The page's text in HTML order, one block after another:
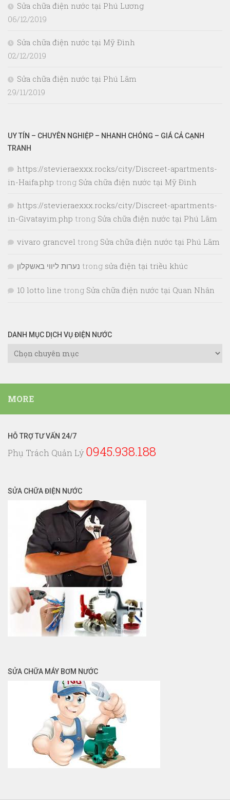
Sửa chữa điện nước tại Phú Lương
06/12/2019
Sửa chữa điện nước tại Mỹ Đình
02/12/2019
Sửa chữa điện nước tại Phú Lãm
29/11/2019
UY TÍN – CHUYÊN NGHIỆP – NHANH CHÓNG – GIÁ CẢ CẠNH
TRANH
https://stevieraexxx.rocks/city/Discreet-apartments-
in-Haifa.php trong Sửa chữa điện nước tại Mỹ Đình
https://stevieraexxx.rocks/city/Discreet-apartments-
in-Givatayim.php trong Sửa chữa điện nước tại Phú Lãm
vivaro grancvel trong Sửa chữa điện nước tại Phú Lãm
נערות ליווי באשקלון trong sửa điện tại triều khúc
10 lotto line trong Sửa chữa điện nước tại Quan Nhân
DANH MỤC DỊCH VỤ ĐIỆN NƯỚC
Danh
Vụ
Điện
MORE
HỖ TRỢ TƯ VẤN 24/7
Phụ Trách Quản Lý 0945.938.188
SỬA CHỮA ĐIỆN NƯỚC
SỬA CHỮA MÁY BƠM NƯỚC